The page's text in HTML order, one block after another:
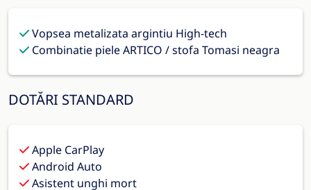
Vopsea metalizata argintiu High-tech
Combinatie piele ARTICO / stofa Tomasi neagra
DOTĂRI STANDARD
Apple CarPlay
Android Auto
Asistent unghi mort